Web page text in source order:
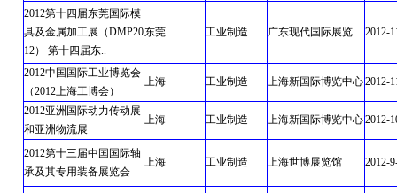
2012第十四届东莞国际模
具及金属加工展（DMP20
12） 第十四届东..
东莞 工业制造 广东现代国际展览.. 2012-
2012中国国际工业博览会
（2012上海工博会）
上海 工业制造 上海新国际博览中心2012-
2012亚洲国际动力传动展
和亚洲物流展
上海 工业制造 上海新国际博览中心2012-
2012第十三届中国国际轴
承及其专用装备展览会
上海 工业制造 上海世博展览馆 2012-